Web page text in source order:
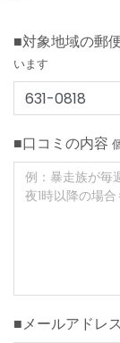
■対象地域の郵
います
■口コミの内容
■メールアドレス